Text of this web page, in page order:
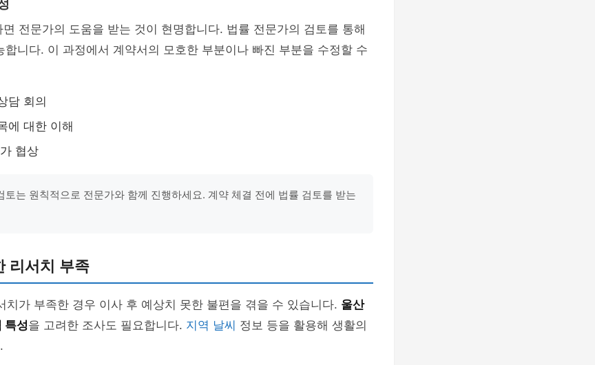
전문가의 도움을 받는 것이 현명합니다. 법률 전문가의 검토를 통해
합니다. 이 과정에서 계약서의 모호한 부분이나 빠진 부분을 수정할 수
담 회의
에 대한 이해
협상
토는 원칙적으로 전문가와 함께 진행하세요. 계약 체결 전에 법률 검토를 받는
리서치 부족
치가 부족한 경우 이사 후 예상치 못한 불편을 겪을 수 있습니다. 울산
특성을 고려한 조사도 필요합니다. 지역 날씨 정보 등을 활용해 생활의